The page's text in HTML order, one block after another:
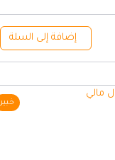
إضافة إلى السلة
خبير
السعر